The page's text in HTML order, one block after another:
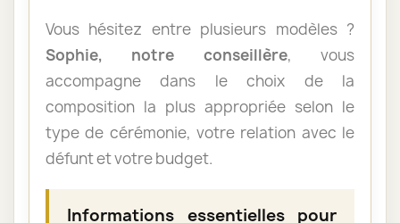
Vous hésitez entre plusieurs modèles ?
Sophie, notre conseillère, vous
accompagne dans le choix de la
composition la plus appropriée selon le
type de cérémonie, votre relation avec le
défunt et votre budget.
Informations essentielles pour